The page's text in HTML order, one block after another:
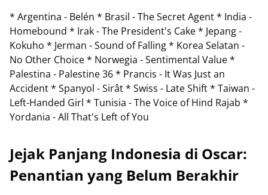
* Argentina - Belén * Brasil - The Secret Agent * India -
Homebound * Irak - The President's Cake * Jepang -
Kokuho * Jerman - Sound of Falling * Korea Selatan -
No Other Choice * Norwegia - Sentimental Value *
Palestina - Palestine 36 * Prancis - It Was Just an
Accident * Spanyol - Sirât * Swiss - Late Shift * Taiwan -
Left-Handed Girl * Tunisia - The Voice of Hind Rajab *
Yordania - All That's Left of You
Jejak Panjang Indonesia di Oscar:
Penantian yang Belum Berakhir